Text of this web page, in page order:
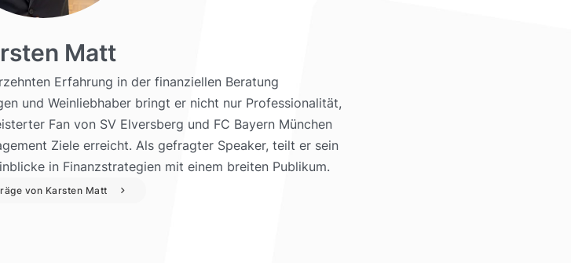
Matt
Erfahrung in der finanziellen Beratung
und Weinliebhaber bringt er nicht nur Professionalität,
Fan von SV Elversberg und FC Bayern München
Ziele erreicht. Als gefragter Speaker, teilt er sein
in Finanzstrategien mit einem breiten Publikum.
von Karsten Matt